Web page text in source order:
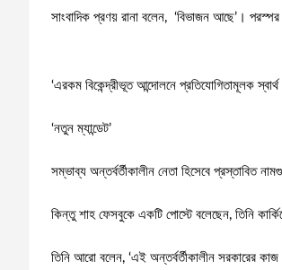
সাংবাদিক প্রণয় রানা বলেন, ‘বিভাজন আছে’।
‘এরকম বিকেন্দ্রীভূত আন্দোলনে প্রতিযোগিতামূলক
‘নতুন ম্যান্ডেট’
সম্ভাব্য অন্তর্বর্তীকালীন নেতা হিসেবে প্রস্তাবিত
কিন্তু শাহ ফেসবুকে একটি পোস্টে বলেছেন, তিনি
তিনি আরো বলেন, ‘এই অন্তর্বর্তীকালীন সরকারের কাজ